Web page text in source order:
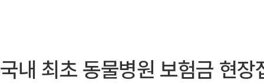
국내 최초 동물병원 보험금 현장